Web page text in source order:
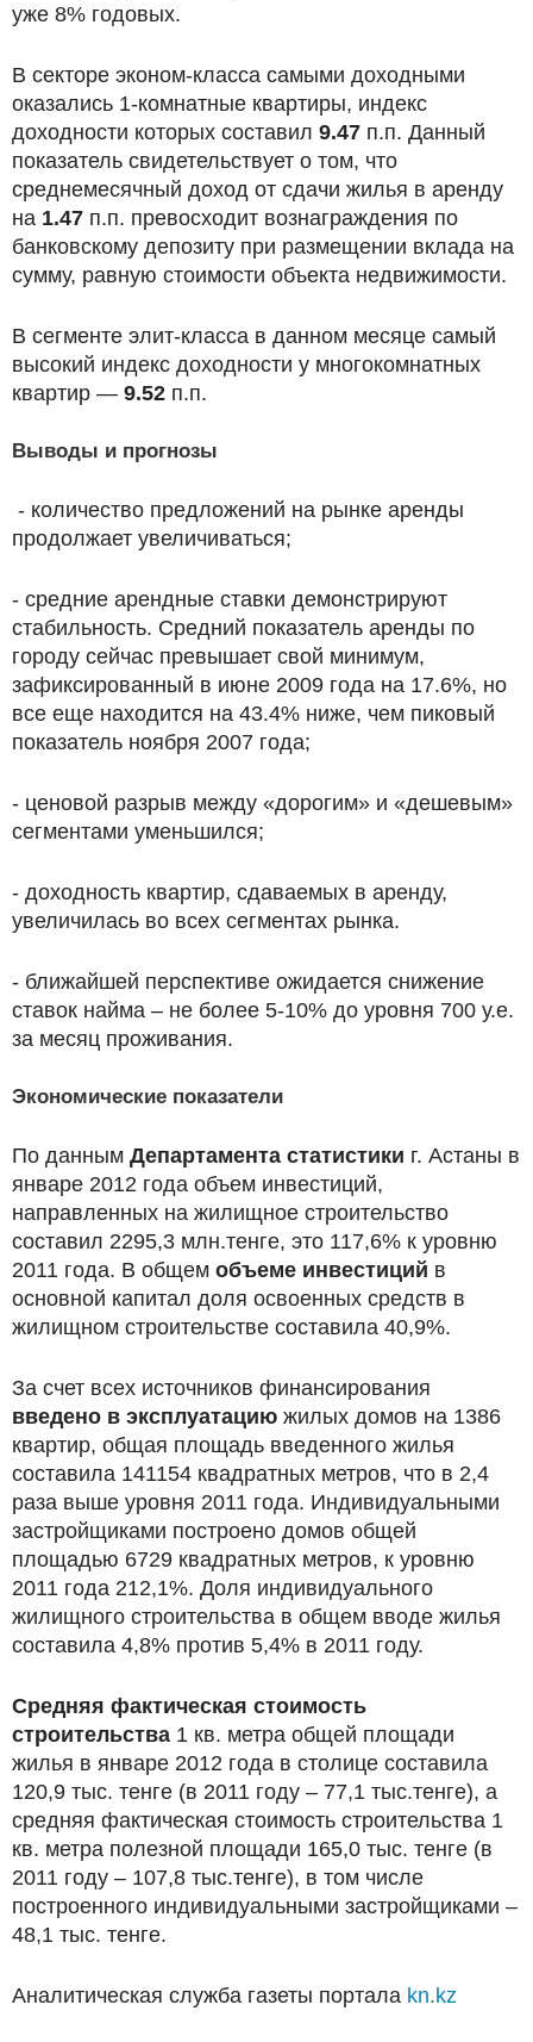
уже 8% годовых.
В секторе эконом-класса самыми доходными
оказались 1-комнатные квартиры, индекс
доходности которых составил 9.47 п.п. Данный
показатель свидетельствует о том, что
среднемесячный доход от сдачи жилья в аренду
на 1.47 п.п. превосходит вознаграждения по
банковскому депозиту при размещении вклада на
сумму, равную стоимости объекта недвижимости.
В сегменте элит-класса в данном месяце самый
высокий индекс доходности у многокомнатных
квартир — 9.52 п.п.
Выводы и прогнозы
- количество предложений на рынке аренды
продолжает увеличиваться;
- средние арендные ставки демонстрируют
стабильность. Средний показатель аренды по
городу сейчас превышает свой минимум,
зафиксированный в июне 2009 года на 17.6%, но
все еще находится на 43.4% ниже, чем пиковый
показатель ноября 2007 года;
- ценовой разрыв между «дорогим» и «дешевым»
сегментами уменьшился;
- доходность квартир, сдаваемых в аренду,
увеличилась во всех сегментах рынка.
- ближайшей перспективе ожидается снижение
ставок найма – не более 5-10% до уровня 700 у.е.
за месяц проживания.
Экономические показатели
По данным Департамента статистики г. Астаны в
январе 2012 года объем инвестиций,
направленных на жилищное строительство
составил 2295,3 млн.тенге, это 117,6% к уровню
2011 года. В общем объеме инвестиций в
основной капитал доля освоенных средств в
жилищном строительстве составила 40,9%.
За счет всех источников финансирования
введено в эксплуатацию жилых домов на 1386
квартир, общая площадь введенного жилья
составила 141154 квадратных метров, что в 2,4
раза выше уровня 2011 года. Индивидуальными
застройщиками построено домов общей
площадью 6729 квадратных метров, к уровню
2011 года 212,1%. Доля индивидуального
жилищного строительства в общем вводе жилья
составила 4,8% против 5,4% в 2011 году.
Средняя фактическая стоимость
строительства 1 кв. метра общей площади
жилья в январе 2012 года в столице составила
120,9 тыс. тенге (в 2011 году – 77,1 тыс.тенге), а
средняя фактическая стоимость строительства 1
кв. метра полезной площади 165,0 тыс. тенге (в
2011 году – 107,8 тыс.тенге), в том числе
построенного индивидуальными застройщиками –
48,1 тыс. тенге.
Аналитическая служба газеты портала kn.kz